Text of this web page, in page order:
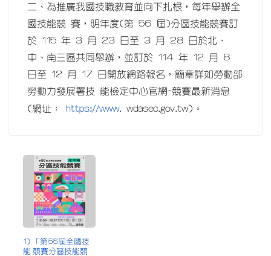
二、為推廣我國技職教育並向下扎根，每年舉辦全
國技能競 賽，明年度(第 56 屆)分區技能競賽訂
於 115 年 3 月 23 日至 3 月 28 日於北、
中、南三區共同舉辦，並訂於 114 年 12 月 8
日至 12 月 17 日開放網路報名，簡章詳如勞動部
勞動力發展署技 能檢定中心官網-競賽最新消息
(網址： https://www. wdasec.gov.tw)。
1) 「第56屆全國技
能 競賽分區技能競